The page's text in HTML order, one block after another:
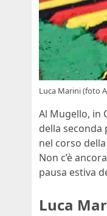
Luca Marini (foto
Al Mugello, in
della seconda
nel corso
Non c’è
pausa estiva
Luca